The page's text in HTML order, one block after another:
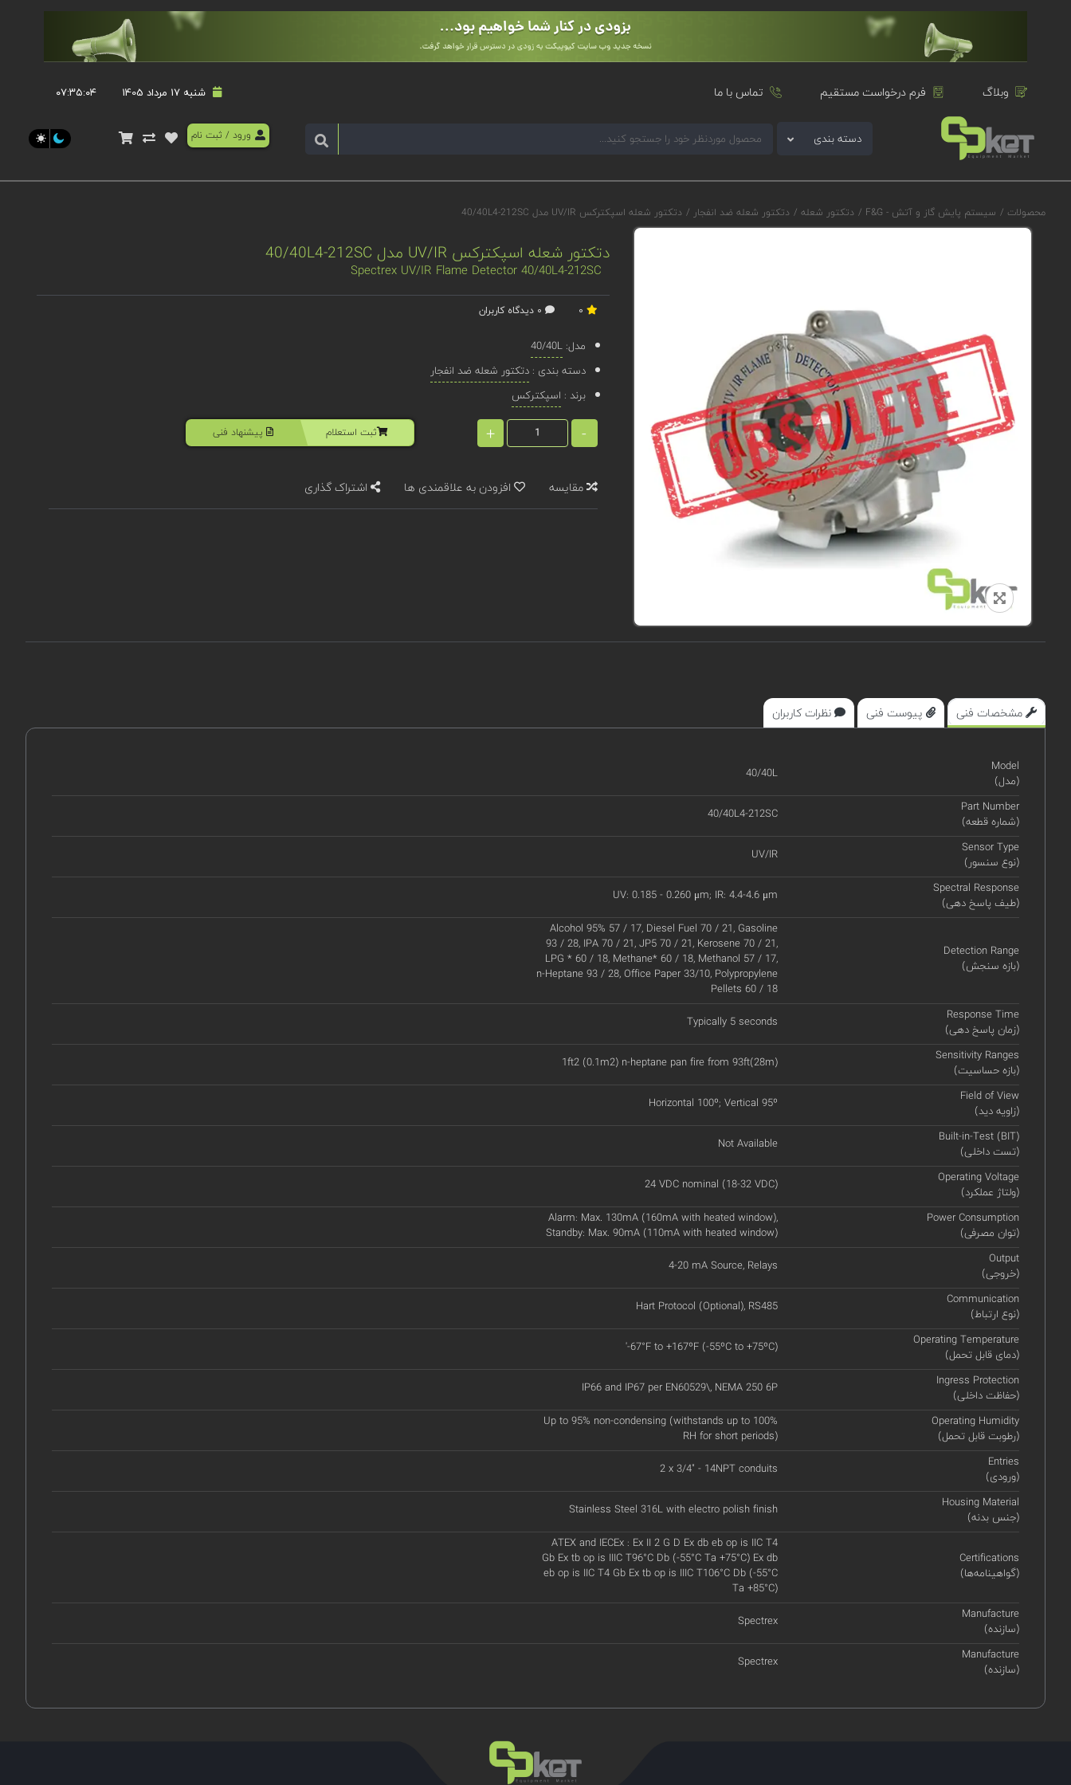
وبلاگ فرم درخواست مستقیم تماس با ما شنبه 17 مرداد 1405 ۰۷:۳۵:۰۴
دسته بندی ورود / ثبت نام
محصولات / سیستم پایش گاز و آتش - F&G / دتکتور شعله / دتکتور شعله ضد انفجار / دتکتور شعله اسپکترکس UV/IR مدل 40/40L4-212SC
دتکتور شعله اسپکترکس UV/IR مدل 40/40L4-212SC
Spectrex UV/IR Flame Detector 40/40L4-212SC
مدل:40/40L
دسته بندی :دتکتور شعله ضد انفجار
برند : اسپکترکس
-
+ ثبت استعلام پیشنهاد فنی
مقایسه افزودن به علاقمندی ها اشتراک گذاری
مشخصات فنی پیوست فنی نظرات کاربران
Model
(مدل)
40/40L
Part Number
(شماره قطعه)
40/40L4-212SC
Sensor Type
(نوع سنسور)
UV/IR
Spectral Response
(طیف پاسخ دهی)
UV: 0.185 - 0.260 μm; IR: 4.4-4.6 μm
Detection Range
(بازه سنجش)
Alcohol 95% 57 / 17, Diesel Fuel 70 / 21, Gasoline
93 / 28, IPA 70 / 21, JP5 70 / 21, Kerosene 70 / 21,
LPG * 60 / 18, Methane* 60 / 18, Methanol 57 / 17,
n-Heptane 93 / 28, Office Paper 33/10, Polypropylene
Pellets 60 / 18
Response Time
(زمان پاسخ دهی)
Typically 5 seconds
Sensitivity Ranges
(بازه حساسیت)
1ft2 (0.1m2) n-heptane pan fire from 93ft(28m)
Field of View
(زاویه دید)
Horizontal 100º; Vertical 95º
Built-in-Test (BIT)
(تست داخلی)
Not Available
Operating Voltage
(ولتاژ عملکرد)
24 VDC nominal (18-32 VDC)
Power Consumption
(توان مصرفی)
Alarm: Max. 130mA (160mA with heated window),
Standby: Max. 90mA (110mA with heated window)
Output
(خروجی)
4-20 mA Source, Relays
Communication
(نوع ارتباط)
Hart Protocol (Optional), RS485
Operating Temperature
(دمای قابل تحمل)
'-67°F to +167ºF (-55ºC to +75ºC)
Ingress Protection
(حفاظت داخلی)
IP66 and IP67 per EN60529\, NEMA 250 6P
Operating Humidity
(رطوبت قابل تحمل)
Up to 95% non-condensing (withstands up to 100%
RH for short periods)
Entries
(ورودی)
2 x 3/4" - 14NPT conduits
Housing Material
(جنس بدنه)
Stainless Steel 316L with electro polish finish
Certifications
(گواهینامه‌ها)
ATEX and IECEx : Ex II 2 G D Ex db eb op is IIC T4
Gb Ex tb op is IIIC T96°C Db (-55°C Ta +75°C) Ex db
eb op is IIC T4 Gb Ex tb op is IIIC T106°C Db (-55°C
Ta +85°C)
Manufacture
(سازنده)
Spectrex
Manufacture
(سازنده)
Spectrex